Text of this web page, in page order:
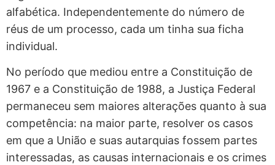
segundo os nomes dos réus e em ordem
alfabética. Independentemente do número de
réus de um processo, cada um tinha sua ficha
No período que mediou entre a Constituição de
1967 e a Constituição de 1988, a Justiça Federal
permaneceu sem maiores alterações quanto à sua
competência: na maior parte, resolver os casos
em que a União e suas autarquias fossem partes